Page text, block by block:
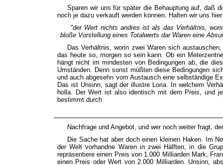
Sparen wir uns für später die Behauptung auf, daß
noch je dazu verkauft werden können. Halten wir uns
"der Wert nichts andres ist als das Verhältnis,
bloße Vorstellung eines Totalwerts dar Waren eine
Das Verhältnis, worin zwei Waren sich
das heute so, morgen so sein kann. Ob ein
hängt nicht im mindesten von Bedingungen ab, die
Umständen. Denn sonst müßten diese Bedingungen
und auch abgesehn vom Austausch eine selbständige
Das ist Unsinn, sagt der illustre Loria. In welchem
holla. Der Wert ist also identisch mit dem Preis, und
bestimmt durch
Nachfrage und Angebot, und wer noch weiter fragt,
Die Sache hat aber doch einen kleinen Haken. Im
der Welt vorhandne Waren in zwei Hälften, in die
repräsentiere einen Preis von 1.000 Milliarden Mark,
einen Preis oder Wert von 2.000 Milliarden. Unsinn,